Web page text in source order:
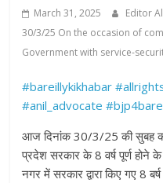
March 31, 2025 Editor
30/3/25 On the occasion of
Government with service-
#bareillykikhabar
#anil_advocate
आज दिनांक 30/3/25 की सुबह
प्रदेश सरकार के 8 वर्ष पूर्ण होने
नगर में सरकार द्वारा किए गए 8 बर्ष